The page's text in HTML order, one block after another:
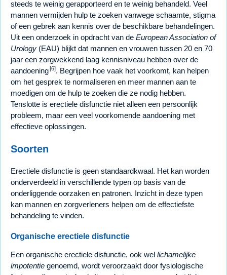
steeds te weinig gerapporteerd en te weinig behandeld. Veel
mannen vermijden hulp te zoeken vanwege schaamte, stigma
of een gebrek aan kennis over de beschikbare behandelingen.
Uit een onderzoek in opdracht van de European Association of
Urology (EAU) blijkt dat mannen en vrouwen tussen 20 en 70
jaar een zorgwekkend laag kennisniveau hebben over de
aandoening[6]. Begrijpen hoe vaak het voorkomt, kan helpen
om het gesprek te normaliseren en meer mannen aan te
moedigen om de hulp te zoeken die ze nodig hebben.
Tenslotte is erectiele disfunctie niet alleen een persoonlijk
probleem, maar een veel voorkomende aandoening met
effectieve oplossingen.
Soorten
Erectiele disfunctie is geen standaardkwaal. Het kan worden
onderverdeeld in verschillende typen op basis van de
onderliggende oorzaken en patronen. Inzicht in deze typen
kan mannen en zorgverleners helpen om de effectiefste
behandeling te vinden.
Organische erectiele disfunctie
Een organische erectiele disfunctie, ook wel lichamelijke
impotentie genoemd, wordt veroorzaakt door fysiologische